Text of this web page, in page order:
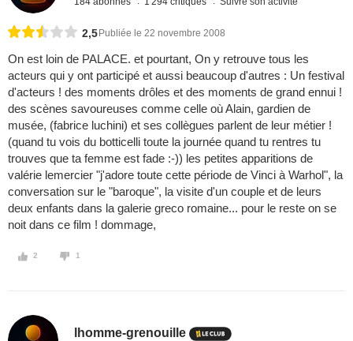
2,5 Publiée le 22 novembre 2008
On est loin de PALACE. et pourtant, On y retrouve tous les
acteurs qui y ont participé et aussi beaucoup d'autres : Un festival
d'acteurs ! des moments drôles et des moments de grand ennui !
des scènes savoureuses comme celle où Alain, gardien de
musée, (fabrice luchini) et ses collègues parlent de leur métier !
(quand tu vois du botticelli toute la journée quand tu rentres tu
trouves que ta femme est fade :-)) les petites apparitions de
valérie lemercier "j'adore toute cette période de Vinci à Warhol", la
conversation sur le "baroque", la visite d'un couple et de leurs
deux enfants dans la galerie greco romaine... pour le reste on se
noit dans ce film ! dommage,
2 1
lhomme-grenouille